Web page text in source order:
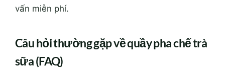
vấn miễn phí.
Câu hỏi thường gặp về quầy pha chế trà
sữa (FAQ)